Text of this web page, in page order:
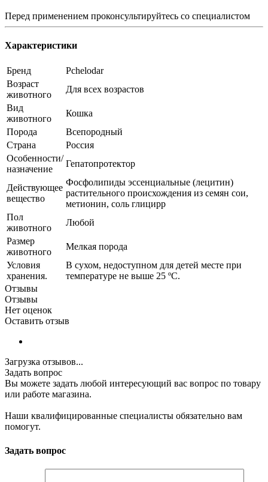
Перед применением проконсультируйтесь со специалистом
Характеристики
Бренд
Pchelodar
Возраст
животного
Для всех возрастов
Вид
животного
Кошка
Порода
Всепородный
Страна
Россия
Особенности/
назначение
Гепатопротектор
Действующее
вещество
Фосфолипиды эссенциальные (лецитин)
растительного происхождения из семян сои,
метионин, соль глицирр
Пол
животного
Любой
Размер
животного
Мелкая порода
Условия
хранения.
В сухом, недоступном для детей месте при
температуре не выше 25 ºС.
Отзывы
Отзывы
Нет оценок
Оставить отзыв
Загрузка отзывов...
Задать вопрос
Вы можете задать любой интересующий вас вопрос по товару
или работе магазина.
Наши квалифицированные специалисты обязательно вам
помогут.
Задать вопрос